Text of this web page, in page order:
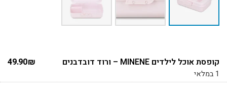
קופסת אוכל לילדים MINENE – ורוד דובדבנים 49.90₪
1 במלאי